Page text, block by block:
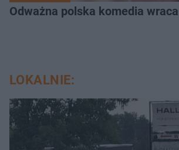
Odważna polska komedia
LOKALNIE: